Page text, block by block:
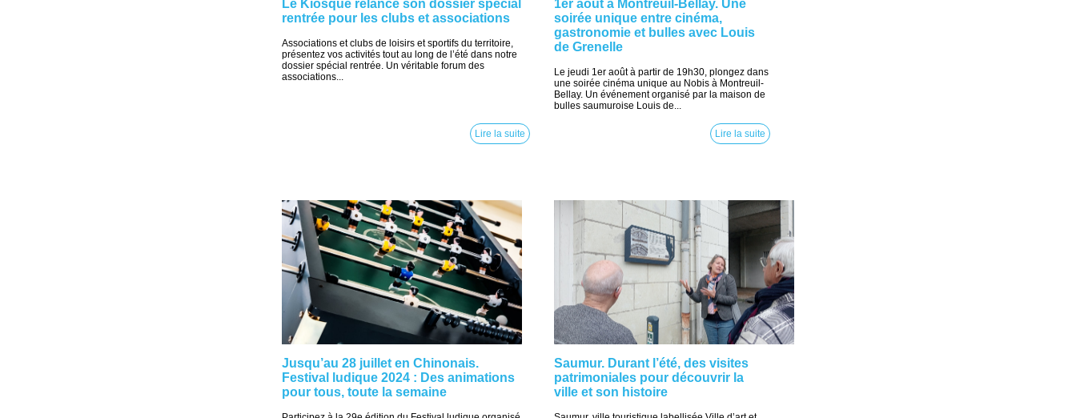
Le Kiosque relance son dossier spécial
rentrée pour les clubs et associations
Associations et clubs de loisirs et sportifs du territoire,
présentez vos activités tout au long de l’été dans notre
dossier spécial rentrée. Un véritable forum des
associations...
Lire la suite
1er août à Montreuil-Bellay. Une
soirée unique entre cinéma,
gastronomie et bulles avec Louis
de Grenelle
Le jeudi 1er août à partir de 19h30, plongez dans
une soirée cinéma unique au Nobis à Montreuil-
Bellay. Un événement organisé par la maison de
bulles saumuroise Louis de...
Lire la suite
Jusqu’au 28 juillet en Chinonais.
Festival ludique 2024 : Des animations
pour tous, toute la semaine
Saumur. Durant l’été, des visites
patrimoniales pour découvrir la
ville et son histoire